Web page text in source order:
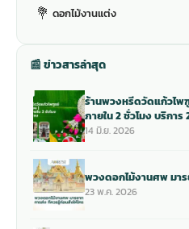
💐 ดอกไม้งานแต่ง
📰 ข่าวสารล่าสุด
ร้านพวงหรีดวัดแก้วไพ
ภายใน 2 ชั่วโมง บริการ
14 มิ.ย. 2026
พวงดอกไม้งานศพ มาร
23 พ.ค. 2026